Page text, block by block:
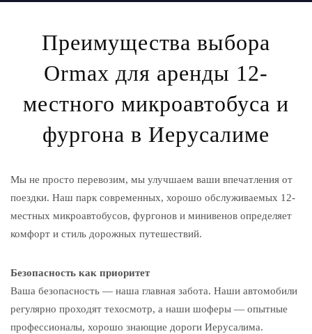
Преимущества выбора
Ormax для аренды 12-
местного микроавтобуса и
фургона в Иерусалиме
Мы не просто перевозим, мы улучшаем ваши впечатления от
поездки. Наш парк современных, хорошо обслуживаемых 12-
местных микроавтобусов, фургонов и минивенов определяет
комфорт и стиль дорожных путешествий.
Безопасность как приоритет
Ваша безопасность — наша главная забота. Наши автомобили
регулярно проходят техосмотр, а наши шоферы — опытные
профессионалы, хорошо знающие дороги Иерусалима.